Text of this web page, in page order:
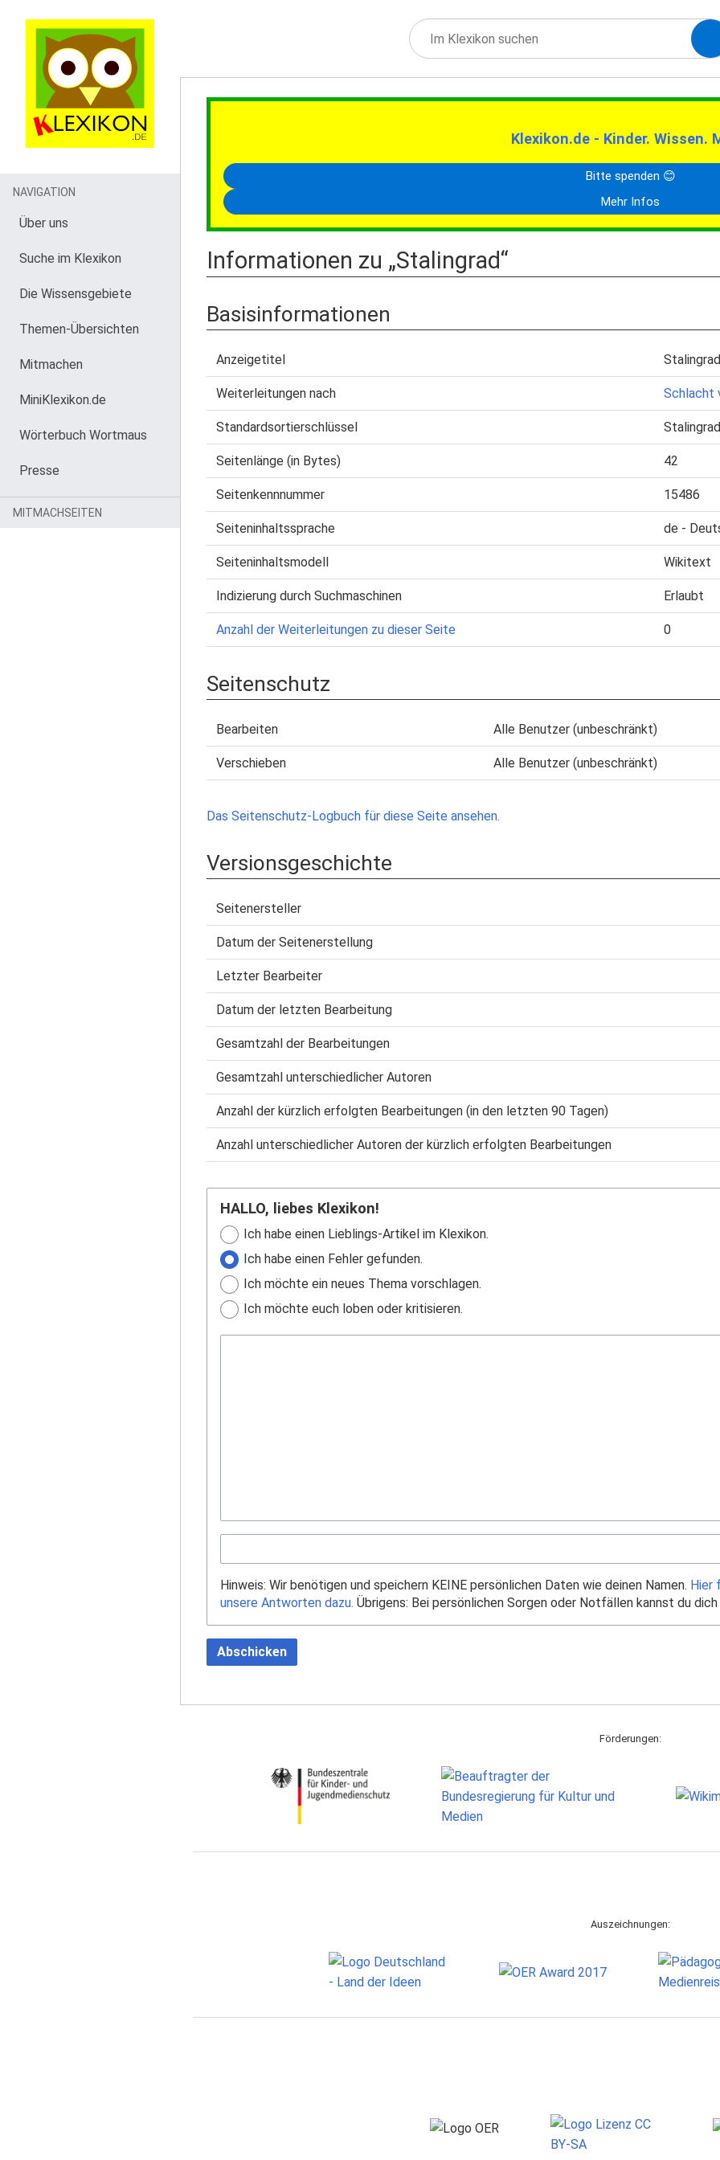
Klexikon.de - Kinder. Wissen.
Bitte spenden 😊
Mehr Infos
Informationen zu „Stalingrad“
Basisinformationen
Anzeigetitel Stalingrad
Weiterleitungen nach Schlacht
Standardsortierschlüssel Stalingrad
Seitenlänge (in Bytes) 42
Seitenkennnummer 15486
Seiteninhaltssprache de -
Seiteninhaltsmodell Wikitext
Indizierung durch Suchmaschinen Erlaubt
Anzahl der Weiterleitungen zu dieser Seite 0
Seitenschutz
Bearbeiten Alle Benutzer (unbeschränkt)
Verschieben Alle Benutzer (unbeschränkt)
Das Seitenschutz-Logbuch für diese Seite ansehen.
Versionsgeschichte
Seitenersteller
Datum der Seitenerstellung
Letzter Bearbeiter
Datum der letzten Bearbeitung
Gesamtzahl der Bearbeitungen
Gesamtzahl unterschiedlicher Autoren
Anzahl der kürzlich erfolgten Bearbeitungen (in den letzten 90 Tagen)
Anzahl unterschiedlicher Autoren der kürzlich erfolgten Bearbeitungen
HALLO, liebes Klexikon!
Ich habe einen Lieblings-Artikel im Klexikon.
Ich habe einen Fehler gefunden.
Ich möchte ein neues Thema vorschlagen.
Ich möchte euch loben oder kritisieren.
Hinweis: Wir benötigen und speichern KEINE persönlichen Daten wie deinen Namen. Hier
unsere Antworten dazu. Übrigens: Bei persönlichen Sorgen oder Notfällen kannst du
Abschicken
NAVIGATION
Über uns
Suche im Klexikon
Die Wissensgebiete
Themen-Übersichten
Mitmachen
MiniKlexikon.de
Wörterbuch Wortmaus
Presse
MITMACHSEITEN
Förderungen:
Auszeichnungen: